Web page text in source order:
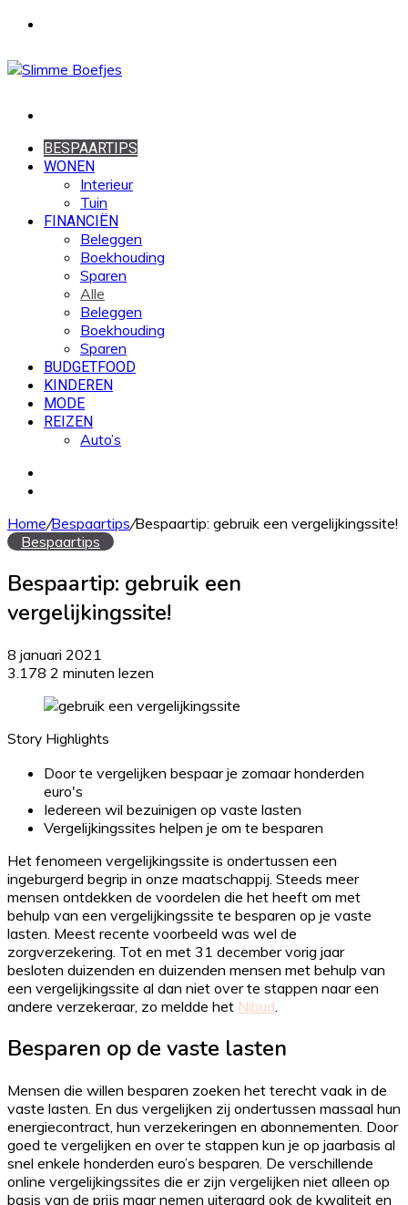
BESPAARTIPS
WONEN
Interieur
Tuin
FINANCIËN
Beleggen
Boekhouding
Sparen
Alle
Beleggen
Boekhouding
Sparen
BUDGETFOOD
KINDEREN
MODE
REIZEN
Auto’s
Home/Bespaartips/Bespaartip: gebruik een vergelijkingssite!
Bespaartips
Bespaartip: gebruik een
vergelijkingssite!
8 januari 2021
3.178 2 minuten lezen
Story Highlights
Door te vergelijken bespaar je zomaar honderden
euro's
Iedereen wil bezuinigen op vaste lasten
Vergelijkingssites helpen je om te besparen
Het fenomeen vergelijkingssite is ondertussen een
ingeburgerd begrip in onze maatschappij. Steeds meer
mensen ontdekken de voordelen die het heeft om met
behulp van een vergelijkingssite te besparen op je vaste
lasten. Meest recente voorbeeld was wel de
zorgverzekering. Tot en met 31 december vorig jaar
besloten duizenden en duizenden mensen met behulp van
een vergelijkingssite al dan niet over te stappen naar een
andere verzekeraar, zo meldde het Nibud
Besparen op de vaste lasten
Mensen die willen besparen zoeken het terecht vaak in de
vaste lasten. En dus vergelijken zij ondertussen massaal hun
energiecontract, hun verzekeringen en abonnementen. Door
goed te vergelijken en over te stappen kun je op jaarbasis al
snel enkele honderden euro’s besparen. De verschillende
online vergelijkingssites die er zijn vergelijken niet alleen op
basis van de prijs maar nemen uiteraard ook de kwaliteit en